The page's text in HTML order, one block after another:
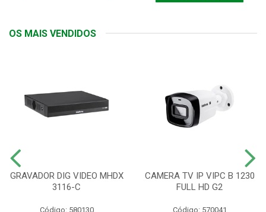
OS MAIS VENDIDOS
GRAVADOR DIG VIDEO MHDX
3116-C
Código: 580130
CAMERA TV IP VIPC B 1230
FULL HD G2
Código: 570041